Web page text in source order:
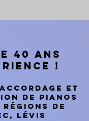
40 ANS
!
et
de pianos
régions de
Lévis